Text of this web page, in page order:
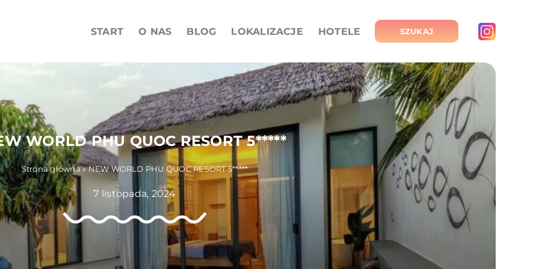
START O NAS BLOG LOKALIZACJE HOTELE SZUKAJ
WORLD PHU QUOC RESORT 5*****
Strona główna»NEW WORLD PHU QUOC RESORT 5*****
7 listopada, 2024